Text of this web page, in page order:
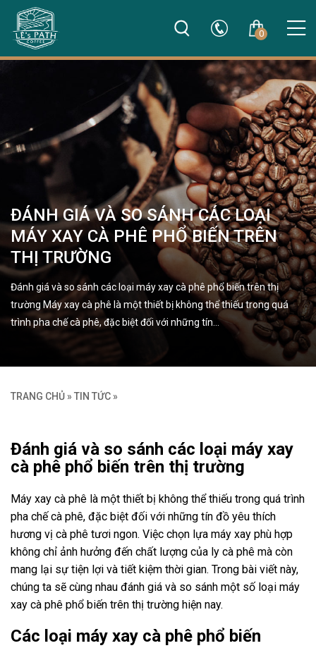
0
ĐÁNH GIÁ VÀ SO SÁNH CÁC LOẠI
MÁY XAY CÀ PHÊ PHỔ BIẾN TRÊN
THỊ TRƯỜNG
Đánh giá và so sánh các loại máy xay cà phê phổ biến trên thị
trường Máy xay cà phê là một thiết bị không thể thiếu trong quá
trình pha chế cà phê, đặc biệt đối với những tín…
TRANG CHỦ » TIN TỨC »
Đánh giá và so sánh các loại máy xay
cà phê phổ biến trên thị trường
Máy xay cà phê là một thiết bị không thể thiếu trong quá trình
pha chế cà phê, đặc biệt đối với những tín đồ yêu thích
hương vị cà phê tươi ngon. Việc chọn lựa máy xay phù hợp
không chỉ ảnh hưởng đến chất lượng của ly cà phê mà còn
mang lại sự tiện lợi và tiết kiệm thời gian. Trong bài viết này,
chúng ta sẽ cùng nhau đánh giá và so sánh một số loại máy
xay cà phê phổ biến trên thị trường hiện nay.
Các loại máy xay cà phê phổ biến